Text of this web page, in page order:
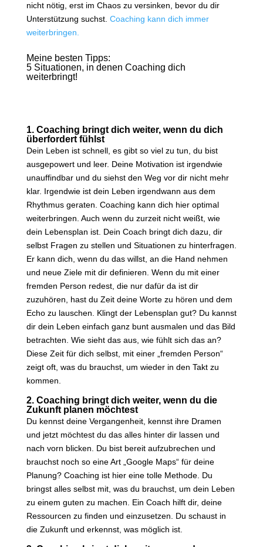
nicht nötig, erst im Chaos zu versinken, bevor du dir
Unterstützung suchst. Coaching kann dich immer
weiterbringen.
Meine besten Tipps:
5 Situationen, in denen Coaching dich
weiterbringt!
1. Coaching bringt dich weiter, wenn du dich
überfordert fühlst
Dein Leben ist schnell, es gibt so viel zu tun, du bist
ausgepowert und leer. Deine Motivation ist irgendwie
unauffindbar und du siehst den Weg vor dir nicht mehr
klar. Irgendwie ist dein Leben irgendwann aus dem
Rhythmus geraten. Coaching kann dich hier optimal
weiterbringen. Auch wenn du zurzeit nicht weißt, wie
dein Lebensplan ist. Dein Coach bringt dich dazu, dir
selbst Fragen zu stellen und Situationen zu hinterfragen.
Er kann dich, wenn du das willst, an die Hand nehmen
und neue Ziele mit dir definieren. Wenn du mit einer
fremden Person redest, die nur dafür da ist dir
zuzuhören, hast du Zeit deine Worte zu hören und dem
Echo zu lauschen. Klingt der Lebensplan gut? Du kannst
dir dein Leben einfach ganz bunt ausmalen und das Bild
betrachten. Wie sieht das aus, wie fühlt sich das an?
Diese Zeit für dich selbst, mit einer „fremden Person“
zeigt oft, was du brauchst, um wieder in den Takt zu
kommen.
2. Coaching bringt dich weiter, wenn du die
Zukunft planen möchtest
Du kennst deine Vergangenheit, kennst ihre Dramen
und jetzt möchtest du das alles hinter dir lassen und
nach vorn blicken. Du bist bereit aufzubrechen und
brauchst noch so eine Art „Google Maps“ für deine
Planung? Coaching ist hier eine tolle Methode. Du
bringst alles selbst mit, was du brauchst, um dein Leben
zu einem guten zu machen. Ein Coach hilft dir, deine
Ressourcen zu finden und einzusetzen. Du schaust in
die Zukunft und erkennst, was möglich ist.